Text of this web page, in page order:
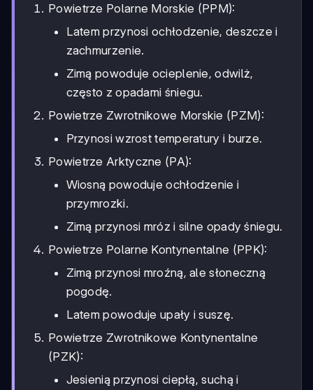
Powietrze Polarne Morskie (PPM):
Latem przynosi ochłodzenie, deszcze i
zachmurzenie.
Zimą powoduje ocieplenie, odwilż,
często z opadami śniegu.
Powietrze Zwrotnikowe Morskie (PZM):
Przynosi wzrost temperatury i burze.
Powietrze Arktyczne (PA):
Wiosną powoduje ochłodzenie i
przymrozki.
Zimą przynosi mróz i silne opady śniegu.
Powietrze Polarne Kontynentalne (PPK):
Zimą przynosi mroźną, ale słoneczną
pogodę.
Latem powoduje upały i suszę.
Powietrze Zwrotnikowe Kontynentalne
(PZK):
Jesienią przynosi ciepłą, suchą i